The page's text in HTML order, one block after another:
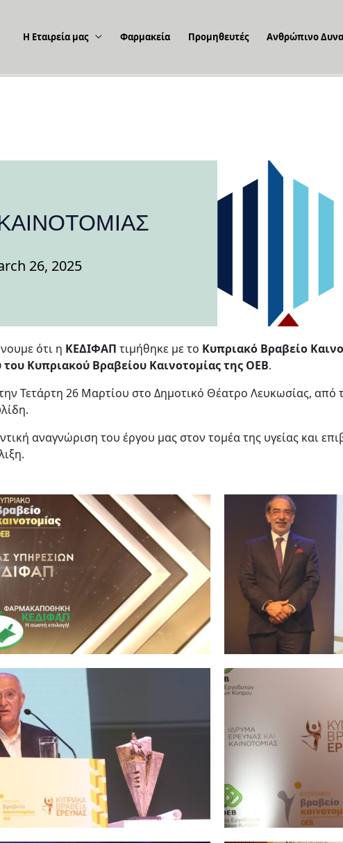
Η Εταιρεία μας Φαρμακεία Προμηθευτές Ανθρώπινο
26, 2025
ότι η ΚΕΔΙΦΑΠ τιμήθηκε με το Κυπριακό Βραβείο
Κυπριακού Βραβείου Καινοτομίας της ΟΕΒ.
Τετάρτη 26 Μαρτίου στο Δημοτικό Θέατρο Λευκωσίας, από
αναγνώριση του έργου μας στον τομέα της υγείας και